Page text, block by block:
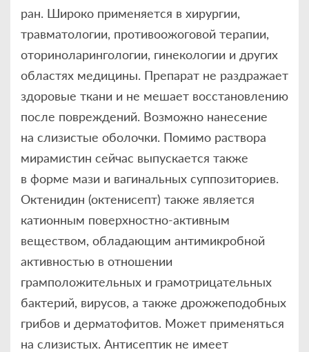
ран. Широко применяется в хирургии,
травматологии, противоожоговой терапии,
оториноларингологии, гинекологии и других
областях медицины. Препарат не раздражает
здоровые ткани и не мешает восстановлению
после повреждений. Возможно нанесение
на слизистые оболочки. Помимо раствора
мирамистин сейчас выпускается также
в форме мази и вагинальных суппозиториев.
Октенидин (октенисепт) также является
катионным поверхностно-активным
веществом, обладающим антимикробной
активностью в отношении
грамположительных и грамотрицательных
бактерий, вирусов, а также дрожжеподобных
грибов и дерматофитов. Может применяться
на слизистых. Антисептик не имеет